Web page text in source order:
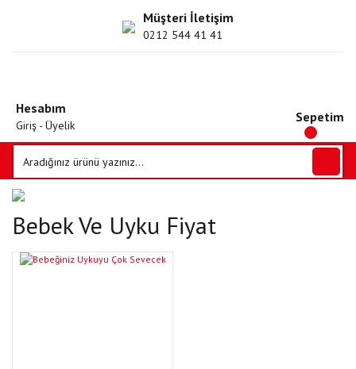
Müşteri İletişim
0212 544 41 41
Hesabım
Giriş - Üyelik
Sepetim
Bebek Ve Uyku Fiyat